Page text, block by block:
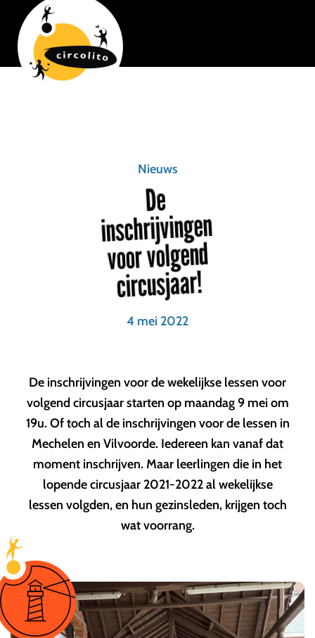
Nieuws
De
inschrijvingen
voor volgend
circusjaar!
4 mei 2022
De inschrijvingen voor de wekelijkse lessen voor
volgend circusjaar starten op maandag 9 mei om
19u. Of toch al de inschrijvingen voor de lessen in
Mechelen en Vilvoorde. Iedereen kan vanaf dat
moment inschrijven. Maar leerlingen die in het
lopende circusjaar 2021-2022 al wekelijkse
lessen volgden, en hun gezinsleden, krijgen toch
wat voorrang.